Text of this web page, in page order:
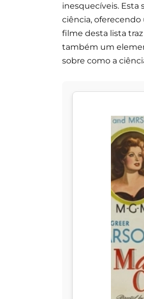
inesquecíveis. Esta
ciência, oferecendo
filme desta lista
também um
sobre como a